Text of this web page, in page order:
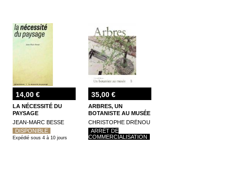
14,00 €
LA NÉCESSITÉ DU
PAYSAGE
JEAN-MARC BESSE
DISPONIBLE
Expédié sous 4 à 10 jours
35,00 €
ARBRES, UN
BOTANISTE AU MUSÉE
CHRISTOPHE DRÉNOU
ARRÊT DE
COMMERCIALISATION